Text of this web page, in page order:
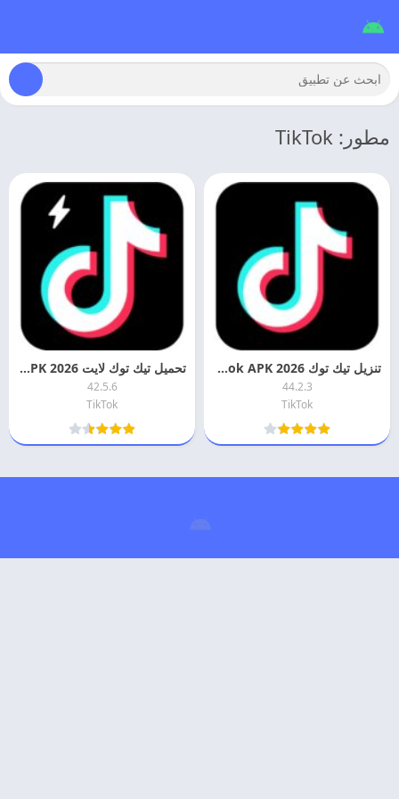
مطور: TikTok
تنزيل تيك توك 2026 TikTok APK برابط مباشر للاندرويد
44.2.3
TikTok
تحميل تيك توك لايت 2026 TikTok Lite APK اخر اصدار
42.5.6
TikTok